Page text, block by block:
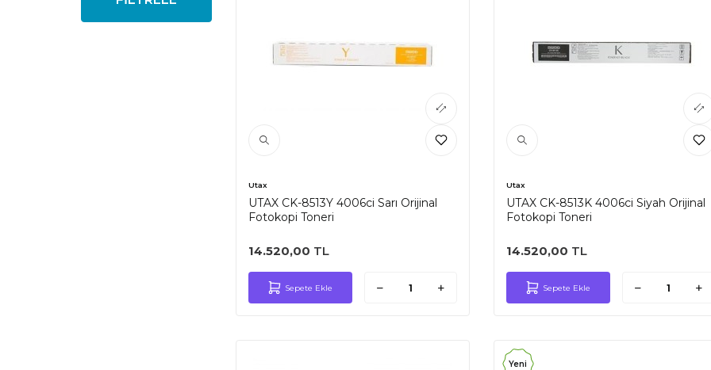
Utax
UTAX CK-8513Y 4006ci Sarı Orijinal
Fotokopi Toneri
14.520,00 TL
Sepete Ekle
Utax
UTAX CK-8513K 4006ci Siyah Orijinal
Fotokopi Toneri
14.520,00 TL
Sepete Ekle
Yeni